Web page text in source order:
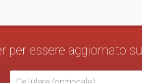
per essere aggiornato